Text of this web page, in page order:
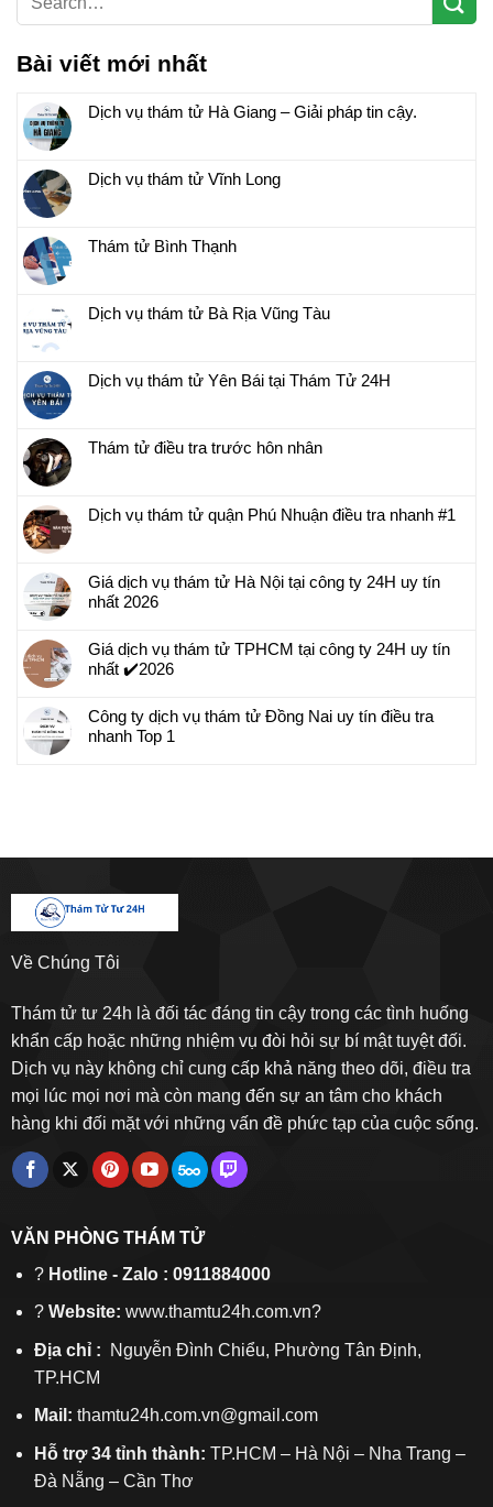
Bài viết mới nhất
Dịch vụ thám tử Hà Giang – Giải pháp tin cậy.
Dịch vụ thám tử Vĩnh Long
Thám tử Bình Thạnh
Dịch vụ thám tử Bà Rịa Vũng Tàu
Dịch vụ thám tử Yên Bái tại Thám Tử 24H
Thám tử điều tra trước hôn nhân
Dịch vụ thám tử quận Phú Nhuận điều tra nhanh #1
Giá dịch vụ thám tử Hà Nội tại công ty 24H uy tín
nhất 2026
Giá dịch vụ thám tử TPHCM tại công ty 24H uy tín
nhất ✔️2026
Công ty dịch vụ thám tử Đồng Nai uy tín điều tra
nhanh Top 1
Về Chúng Tôi
Thám tử tư 24h là đối tác đáng tin cậy trong các tình huống
khẩn cấp hoặc những nhiệm vụ đòi hỏi sự bí mật tuyệt đối.
Dịch vụ này không chỉ cung cấp khả năng theo dõi, điều tra
mọi lúc mọi nơi mà còn mang đến sự an tâm cho khách
hàng khi đối mặt với những vấn đề phức tạp của cuộc sống.
VĂN PHÒNG THÁM TỬ
? Hotline - Zalo : 0911884000
? Website: www.thamtu24h.com.vn?
Địa chỉ :
Nguyễn Đình Chiểu, Phường Tân Định,
TP.HCM
Mail: thamtu24h.com.vn@gmail.com
Hỗ trợ 34 tỉnh thành: TP.HCM – Hà Nội – Nha Trang –
Đà Nẵng – Cần Thơ